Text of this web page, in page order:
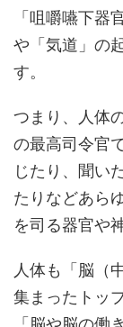
「咀嚼嚥下器
や「気道」の
す。
つまり、人体
の最高司令官
じたり、聞い
たりなどあら
を司る器官や
人体も「脳（
集まったトッ